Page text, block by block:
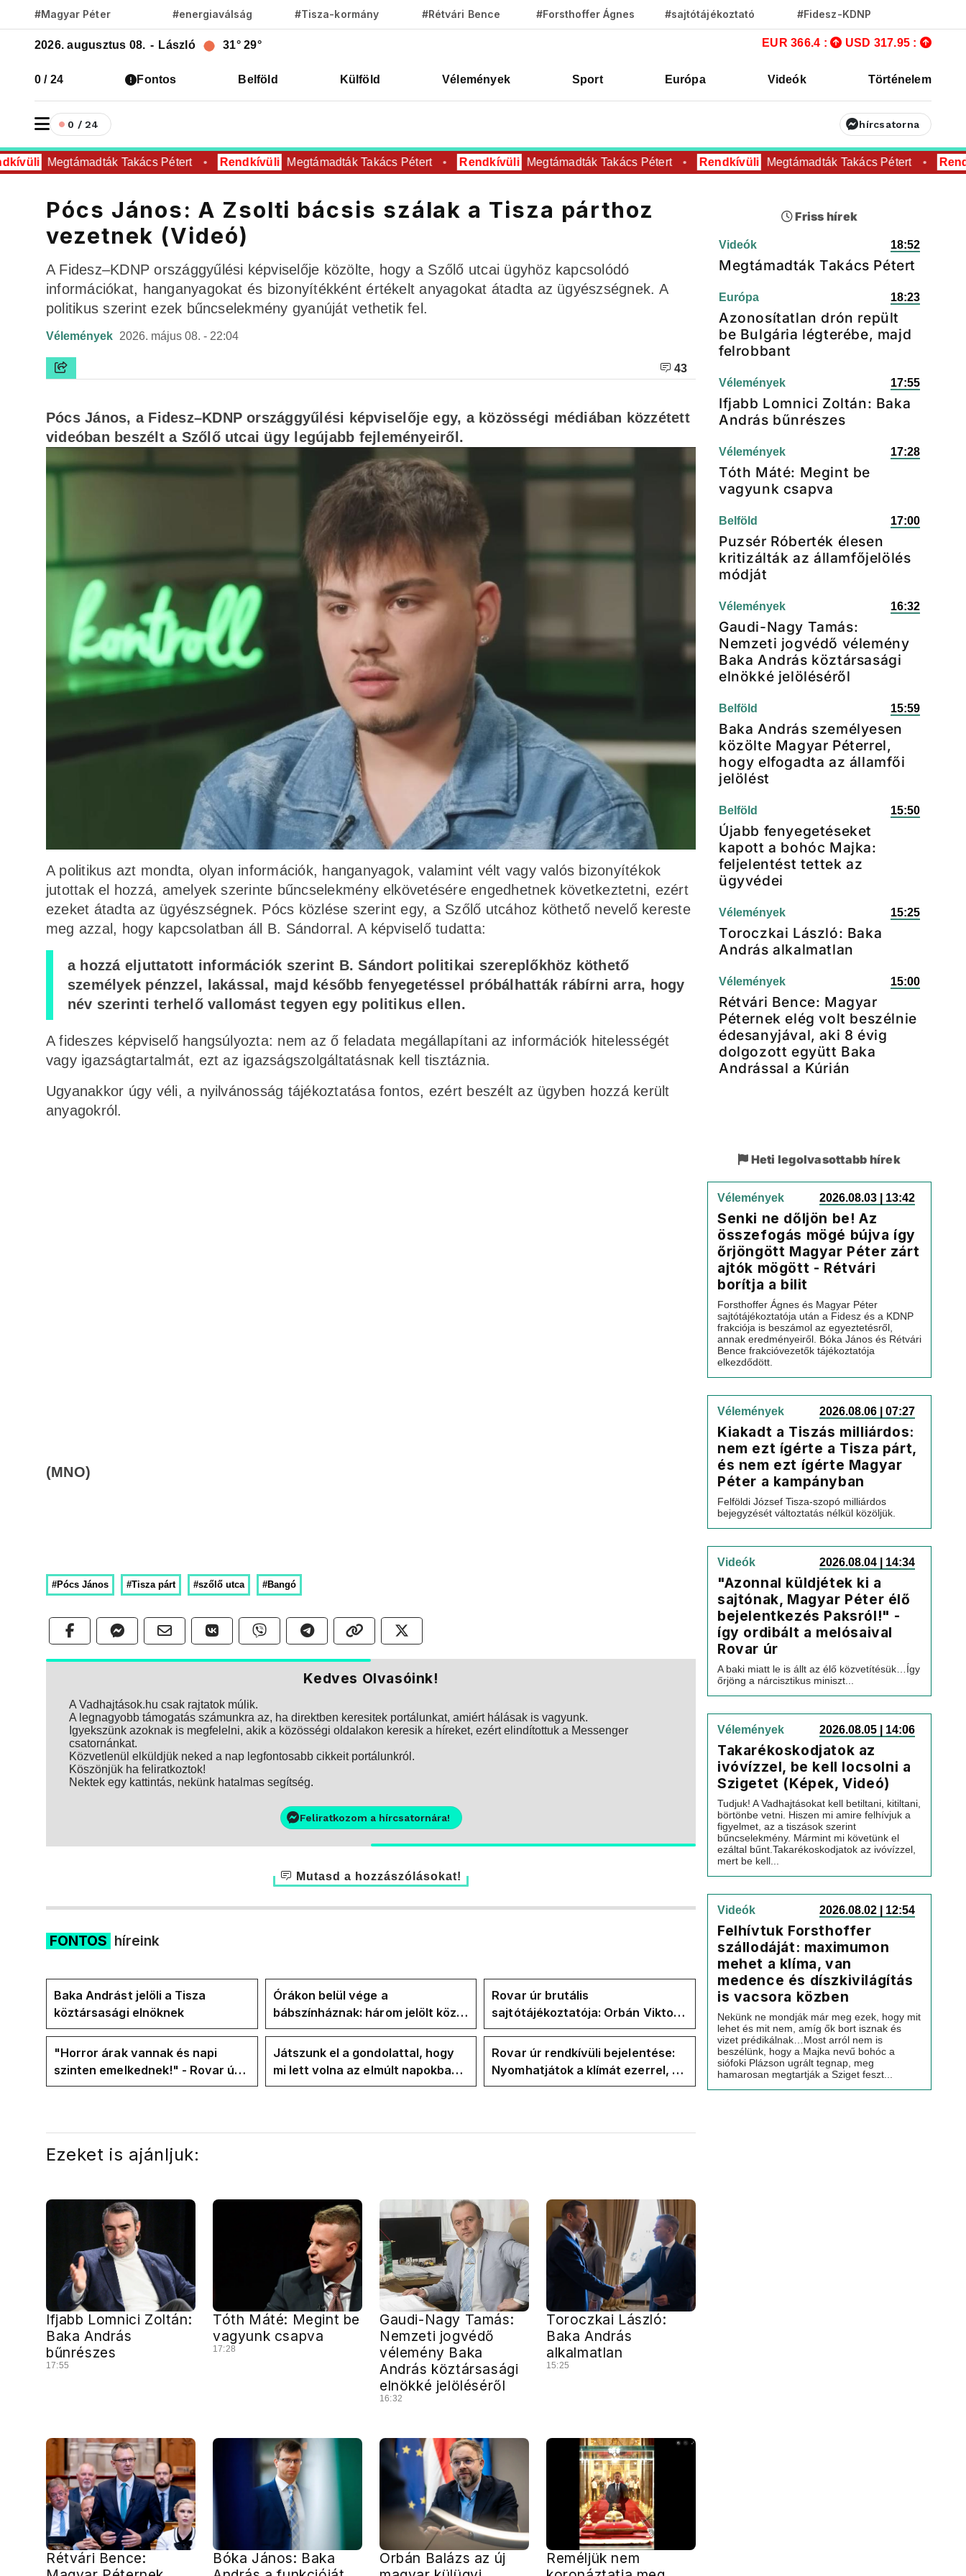
#Magyar Péter #energiaválság #Tisza-kormány #Rétvári Bence #Forsthoffer Ágnes #sajtótájékoztató #Fidesz-KDNP
2026. augusztus 08. - László 31° 29° EUR 366.4 : USD 317.95 :
0 / 24 Fontos Belföld Külföld Vélemények Sport Európa Videók Történelem
0 / 24 hírcsatorna
Megtámadták Takács Pétert Rendkívüli Megtámadták Takács Pétert Rendkívüli Megtámadták Takács Pétert Rendkívüli Megtámadták Takács Pétert
Pócs János: A Zsolti bácsis szálak a Tisza párthoz
vezetnek (Videó)
A Fidesz–KDNP országgyűlési képviselője közölte, hogy a Szőlő utcai ügyhöz kapcsolódó
információkat, hanganyagokat és bizonyítékként értékelt anyagokat átadta az ügyészségnek. A
politikus szerint ezek bűncselekmény gyanúját vethetik fel.
Vélemények 2026. május 08. - 22:04
43
Pócs János, a Fidesz–KDNP országgyűlési képviselője egy, a közösségi médiában közzétett
videóban beszélt a Szőlő utcai ügy legújabb fejleményeiről.
A politikus azt mondta, olyan információk, hanganyagok, valamint vélt vagy valós bizonyítékok
jutottak el hozzá, amelyek szerinte bűncselekmény elkövetésére engedhetnek következtetni, ezért
ezeket átadta az ügyészségnek. Pócs közlése szerint egy, a Szőlő utcához köthető nevelő kereste
meg azzal, hogy kapcsolatban áll B. Sándorral. A képviselő tudatta:
a hozzá eljuttatott információk szerint B. Sándort politikai szereplőkhöz köthető
személyek pénzzel, lakással, majd később fenyegetéssel próbálhatták rábírni arra, hogy
név szerinti terhelő vallomást tegyen egy politikus ellen.
A fideszes képviselő hangsúlyozta: nem az ő feladata megállapítani az információk hitelességét
vagy igazságtartalmát, ezt az igazságszolgáltatásnak kell tisztáznia.
Ugyanakkor úgy véli, a nyilvánosság tájékoztatása fontos, ezért beszélt az ügyben hozzá került
anyagokról.
(MNO)
#Pócs János #Tisza párt #szőlő utca #Bangó
Kedves Olvasóink!
A Vadhajtások.hu csak rajtatok múlik.
A legnagyobb támogatás számunkra az, ha direktben keresitek portálunkat, amiért hálásak is vagyunk.
Igyekszünk azoknak is megfelelni, akik a közösségi oldalakon keresik a híreket, ezért elindítottuk a Messenger
csatornánkat.
Közvetlenül elküldjük neked a nap legfontosabb cikkeit portálunkról.
Köszönjük ha feliratkoztok!
Nektek egy kattintás, nekünk hatalmas segítség.
Feliratkozom a hírcsatornára!
Mutasd a hozzászólásokat!
FONTOS híreink
Baka Andrást jelöli a Tisza
köztársasági elnöknek
Órákon belül vége a
bábszínháznak: három jelölt közül
"választ" ma államfőt a Tisza-
frakció
Rovar úr brutális
sajtótájékoztatója: Orbán Viktor
és a Vadhajtások a felelős a
kialakult helyzetért
"Horror árak vannak és napi
szinten emelkednek!" - Rovar úr
Facebook-oldalán lázadnak a
Játszunk el a gondolattal, hogy
mi lett volna az elmúlt napokban
rezsicsökkentés nélkül
Rovar úr rendkívüli bejelentése:
Nyomhatjátok a klímát ezerrel, a
hűtőket letekerhetitek, vége az
Ezeket is ajánljuk:
Ifjabb Lomnici Zoltán:
Baka András
bűnrészes
17:55
Tóth Máté: Megint be
vagyunk csapva
17:28
Gaudi-Nagy Tamás:
Nemzeti jogvédő
vélemény Baka
András köztársasági
elnökké jelöléséről
16:32
Toroczkai László:
Baka András
alkalmatlan
15:25
Rétvári Bence:
Bóka János: Baka
Orbán Balázs az új
Reméljük nem
Friss hírek
Videók 18:52
Megtámadták Takács Pétert
Európa 18:23
Azonosítatlan drón repült
be Bulgária légterébe, majd
felrobbant
Vélemények 17:55
Ifjabb Lomnici Zoltán: Baka
András bűnrészes
Vélemények 17:28
Tóth Máté: Megint be
vagyunk csapva
Belföld 17:00
Puzsér Róberték élesen
kritizálták az államfőjelölés
módját
Vélemények 16:32
Gaudi-Nagy Tamás:
Nemzeti jogvédő vélemény
Baka András köztársasági
elnökké jelöléséről
Belföld 15:59
Baka András személyesen
közölte Magyar Péterrel,
hogy elfogadta az államfői
jelölést
Belföld 15:50
Újabb fenyegetéseket
kapott a bohóc Majka:
feljelentést tettek az
ügyvédei
Vélemények 15:25
Toroczkai László: Baka
András alkalmatlan
Vélemények 15:00
Rétvári Bence: Magyar
Péternek elég volt beszélnie
édesanyjával, aki 8 évig
dolgozott együtt Baka
Andrással a Kúrián
Heti legolvasottabb hírek
Vélemények 2026.08.03 | 13:42
Senki ne dőljön be! Az
összefogás mögé bújva így
őrjöngött Magyar Péter zárt
ajtók mögött - Rétvári
borítja a bilit
Forsthoffer Ágnes és Magyar Péter
sajtótájékoztatója után a Fidesz és a KDNP
frakciója is beszámol az egyeztetésről,
annak eredményeiről. Bóka János és Rétvári
Bence frakcióvezetők tájékoztatója
elkezdődött.
Vélemények 2026.08.06 | 07:27
Kiakadt a Tiszás milliárdos:
nem ezt ígérte a Tisza párt,
és nem ezt ígérte Magyar
Péter a kampányban
Felföldi József Tisza-szopó milliárdos
bejegyzését változtatás nélkül közöljük.
Videók 2026.08.04 | 14:34
"Azonnal küldjétek ki a
sajtónak, Magyar Péter élő
bejelentkezés Paksról!" -
így ordibált a melósaival
Rovar úr
A baki miatt le is állt az élő közvetítésük…Így
őrjöng a nárcisztikus miniszt...
Vélemények 2026.08.05 | 14:06
Takarékoskodjatok az
ivóvízzel, be kell locsolni a
Szigetet (Képek, Videó)
Tudjuk! A Vadhajtásokat kell betiltani, kitiltani,
börtönbe vetni. Hiszen mi amire felhívjuk a
figyelmet, az a tiszások szerint
bűncselekmény. Mármint mi követünk el
ezáltal bűnt.Takarékoskodjatok az ivóvízzel,
mert be kell...
Videók 2026.08.02 | 12:54
Felhívtuk Forsthoffer
szállodáját: maximumon
mehet a klíma, van
medence és díszkivilágítás
is vacsora közben
Nekünk ne mondják már meg ezek, hogy mit
lehet és mit nem, amíg ők bort isznak és
vizet prédikálnak…Most arról nem is
beszélünk, hogy a Majka nevű bohóc a
siófoki Plázson ugrált tegnap, meg
hamarosan megtartják a Sziget feszt...